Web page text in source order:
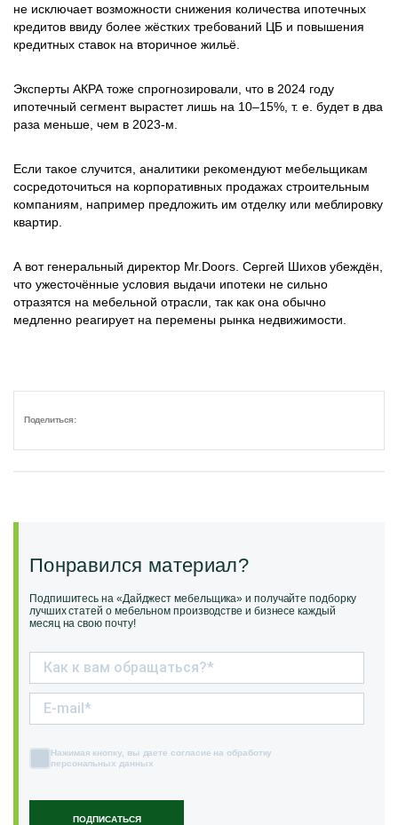
не исключает возможности снижения количества ипотечных
кредитов ввиду более жёстких требований ЦБ и повышения
кредитных ставок на вторичное жильё.
Эксперты АКРА тоже спрогнозировали, что в 2024 году
ипотечный сегмент вырастет лишь на 10–15%, т. е. будет в два
раза меньше, чем в 2023-м.
Если такое случится, аналитики рекомендуют мебельщикам
сосредоточиться на корпоративных продажах строительным
компаниям, например предложить им отделку или меблировку
квартир.
А вот генеральный директор Mr.Doors. Сергей Шихов убеждён,
что ужесточённые условия выдачи ипотеки не сильно
отразятся на мебельной отрасли, так как она обычно
медленно реагирует на перемены рынка недвижимости.
Поделиться:
Понравился материал?
Подпишитесь на «Дайджест мебельщика» и получайте подборку
лучших статей о мебельном производстве и бизнесе каждый
месяц на свою почту!
ПОДПИСАТЬСЯ
Нажимая кнопку, вы даете согласие на обработку
персональных данных